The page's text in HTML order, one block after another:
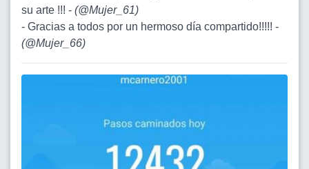
su arte !!! - (@Mujer_61)
- Gracias a todos por un hermoso día compartido!!!!! -
(@Mujer_66)